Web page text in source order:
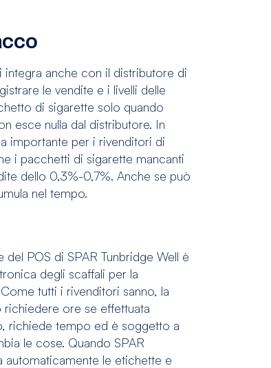
integra anche con il distributore di
le vendite e i livelli delle
di sigarette solo quando
esce nulla dal distributore. In
importante per i rivenditori di
i pacchetti di sigarette mancanti
dello 0,3%-0,7%. Anche se può
nel tempo.
POS di SPAR Tunbridge Well è
degli scaffali per la
tutti i rivenditori sanno, la
ore se effettuata
richiede tempo ed è soggetto a
le cose. Quando SPAR
automaticamente le etichette e